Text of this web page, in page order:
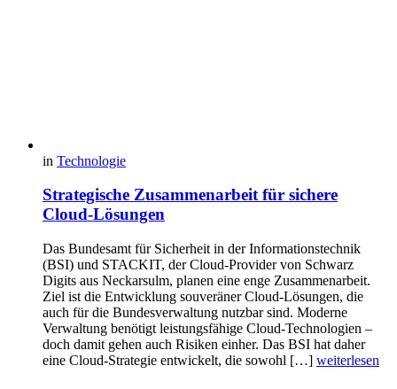
in Technologie
Strategische Zusammenarbeit für sichere
Cloud-Lösungen
Das Bundesamt für Sicherheit in der Informationstechnik
(BSI) und STACKIT, der Cloud-Provider von Schwarz
Digits aus Neckarsulm, planen eine enge Zusammenarbeit.
Ziel ist die Entwicklung souveräner Cloud-Lösungen, die
auch für die Bundesverwaltung nutzbar sind. Moderne
Verwaltung benötigt leistungsfähige Cloud-Technologien –
doch damit gehen auch Risiken einher. Das BSI hat daher
eine Cloud-Strategie entwickelt, die sowohl […] weiterlesen